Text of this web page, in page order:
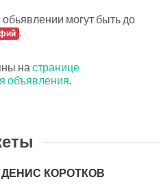
могут быть до
.
на странице
объявления.
ДЕНИС КОРОТКОВ